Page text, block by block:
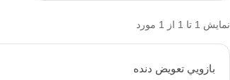
نمایش 1 تا 1 از 1 مورد
بازويي تعويض دنده